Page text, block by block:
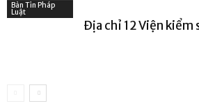
Bản Tin Pháp
Luật
Địa chỉ 12 Viện kiểm